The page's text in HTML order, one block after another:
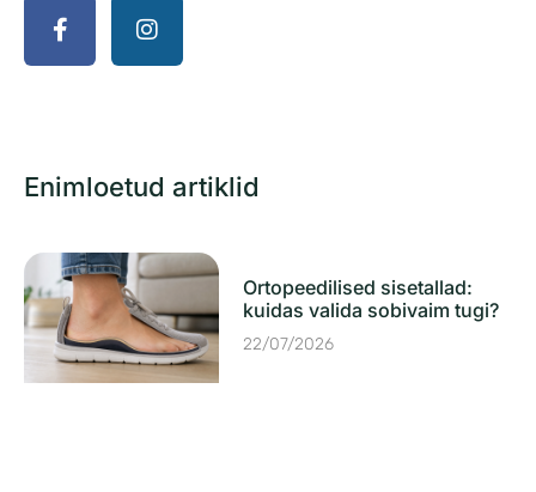
Enimloetud artiklid
Ortopeedilised sisetallad:
kuidas valida sobivaim tugi?
22/07/2026